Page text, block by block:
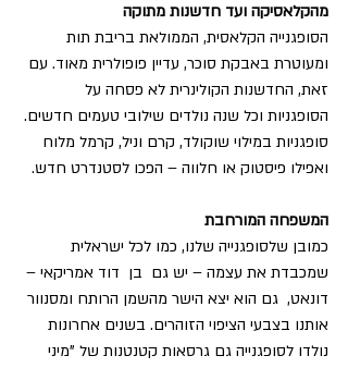
מהקלאסיקה ועד חדשנות מתוקה
הסופגנייה הקלאסית, הממולאת בריבת תות
ומעוטרת באבקת סוכר, עדיין פופולרית מאוד. עם
זאת, החדשנות הקולינרית לא פסחה על
הסופגניות וכל שנה נולדים שילובי טעמים חדשים.
סופגניות במילוי שוקולד, קרם וניל, קרמל מלוח
ואפילו פיסטוק או חלווה – הפכו לסטנדרט חדש.
המשפחה המורחבת
כמובן שלסופגנייה שלנו, כמו לכל ישראלית
שמכבדת את עצמה – יש גם  בן  דוד אמריקאי –
דונאט,  גם הוא יצא הישר מהשמן הרותח ומסנוור
אותנו בצבעי הציפוי הזוהרים. בשנים אחרונות
נולדו לסופגנייה גם גרסאות קטנטנות של "מיני